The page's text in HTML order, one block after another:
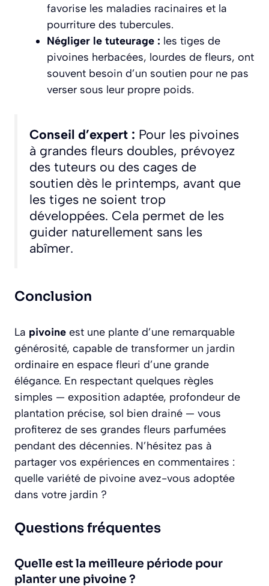
favorise les maladies racinaires et la
pourriture des tubercules.
Négliger le tuteurage : les tiges de
pivoines herbacées, lourdes de fleurs, ont
souvent besoin d’un soutien pour ne pas
verser sous leur propre poids.
Conseil d’expert : Pour les pivoines
à grandes fleurs doubles, prévoyez
des tuteurs ou des cages de
soutien dès le printemps, avant que
les tiges ne soient trop
développées. Cela permet de les
guider naturellement sans les
abîmer.
Conclusion
La pivoine est une plante d’une remarquable
générosité, capable de transformer un jardin
ordinaire en espace fleuri d’une grande
élégance. En respectant quelques règles
simples — exposition adaptée, profondeur de
plantation précise, sol bien drainé — vous
profiterez de ses grandes fleurs parfumées
pendant des décennies. N’hésitez pas à
partager vos expériences en commentaires :
quelle variété de pivoine avez-vous adoptée
dans votre jardin ?
Questions fréquentes
Quelle est la meilleure période pour
planter une pivoine ?